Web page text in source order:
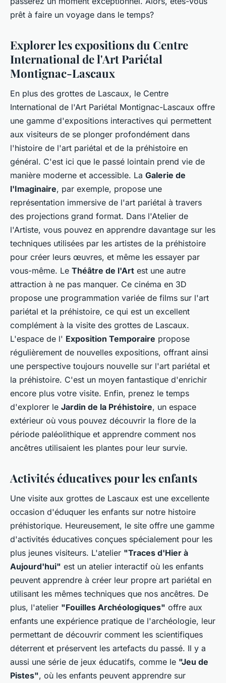
prêt à faire un voyage dans le temps?
Explorer les expositions du Centre
International de l'Art Pariétal
Montignac-Lascaux
En plus des grottes de Lascaux, le Centre
International de l'Art Pariétal Montignac-Lascaux offre
une gamme d'expositions interactives qui permettent
aux visiteurs de se plonger profondément dans
l'histoire de l'art pariétal et de la préhistoire en
général. C'est ici que le passé lointain prend vie de
manière moderne et accessible. La Galerie de
l'Imaginaire, par exemple, propose une
représentation immersive de l'art pariétal à travers
des projections grand format. Dans l'Atelier de
l'Artiste, vous pouvez en apprendre davantage sur les
techniques utilisées par les artistes de la préhistoire
pour créer leurs œuvres, et même les essayer par
vous-même. Le Théâtre de l'Art est une autre
attraction à ne pas manquer. Ce cinéma en 3D
propose une programmation variée de films sur l'art
pariétal et la préhistoire, ce qui est un excellent
complément à la visite des grottes de Lascaux.
L'espace de l' Exposition Temporaire propose
régulièrement de nouvelles expositions, offrant ainsi
une perspective toujours nouvelle sur l'art pariétal et
la préhistoire. C'est un moyen fantastique d'enrichir
encore plus votre visite. Enfin, prenez le temps
d'explorer le Jardin de la Préhistoire, un espace
extérieur où vous pouvez découvrir la flore de la
période paléolithique et apprendre comment nos
ancêtres utilisaient les plantes pour leur survie.
Activités éducatives pour les enfants
Une visite aux grottes de Lascaux est une excellente
occasion d'éduquer les enfants sur notre histoire
préhistorique. Heureusement, le site offre une gamme
d'activités éducatives conçues spécialement pour les
plus jeunes visiteurs. L'atelier "Traces d'Hier à
Aujourd'hui" est un atelier interactif où les enfants
peuvent apprendre à créer leur propre art pariétal en
utilisant les mêmes techniques que nos ancêtres. De
plus, l'atelier "Fouilles Archéologiques" offre aux
enfants une expérience pratique de l'archéologie, leur
permettant de découvrir comment les scientifiques
déterrent et préservent les artefacts du passé. Il y a
aussi une série de jeux éducatifs, comme le "Jeu de
Pistes", où les enfants peuvent apprendre sur